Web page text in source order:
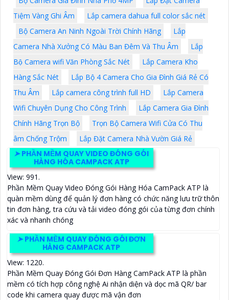
Tiệm Vàng Ghi Âm
Lắp camera dahua full color sắc nét
Bộ Camera An Ninh Ngoài Trời Chính Hãng
Lắp
Camera Nhà Xưởng Có Màu Ban Đêm Và Thu Âm
Lắp
Bộ Camera wifi Văn Phòng Sắc Nét
Lắp Camera Kho
Hàng Sắc Nét
Lắp Bộ 4 Camera Cho Gia Đình Giá Rẻ Có
Thu Âm
Lắp camera công trình full HD
Lắp Camera
Wifi Chuyên Dụng Cho Công Trình
Lắp Camera Gia Đình
Chính Hãng Trọn Bộ
Trọn Bộ Camera Wifi Cửa Có Thu
âm Chống Trộm
Lắp Đặt Camera Nhà Vườn Giá Rẻ
➤PHẦN MỀM QUAY VIDEO ĐÓNG GÓI
HÀNG HÓA CAMPACK ATP
View: 991.
Phần Mềm Quay Video Đóng Gói Hàng Hóa CamPack ATP là
quàn mềm dùng để quản lý đơn hàng có chức năng lưu trữ thôn
tin đơn hàng, tra cứu và tải video đóng gói của từng đơn chính
xác và nhanh chóng
➤PHẦN MỀM QUAY ĐÓNG GÓI ĐƠN
HÀNG CAMPACK ATP
View: 1220.
Phần Mềm Quay Đóng Gói Đơn Hàng CamPack ATP là phần
mềm có tích hợp công nghệ Ai nhận diện và dọc mã QR/ bar
code khi camera quay được mã vận đơn